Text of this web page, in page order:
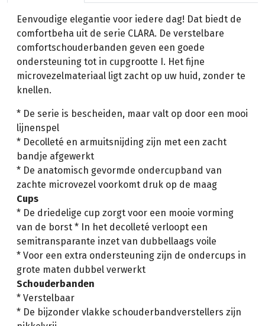
Eenvoudige elegantie voor iedere dag! Dat biedt de
comfortbeha uit de serie CLARA. De verstelbare
comfortschouderbanden geven een goede
ondersteuning tot in cupgrootte I. Het fijne
microvezelmateriaal ligt zacht op uw huid, zonder te
knellen.
* De serie is bescheiden, maar valt op door een mooi
lijnenspel
* Decolleté en armuitsnijding zijn met een zacht
bandje afgewerkt
* De anatomisch gevormde ondercupband van
zachte microvezel voorkomt druk op de maag
Cups
* De driedelige cup zorgt voor een mooie vorming
van de borst * In het decolleté verloopt een
semitransparante inzet van dubbellaags voile
* Voor een extra ondersteuning zijn de ondercups in
grote maten dubbel verwerkt
Schouderbanden
* Verstelbaar
* De bijzonder vlakke schouderbandverstellers zijn